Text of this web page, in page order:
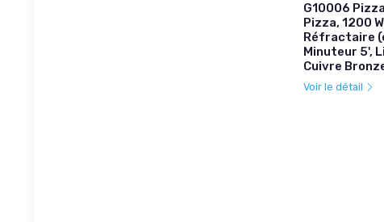
G10006
Pizza, 1200
Réfractaire
Minuteur 5',
Cuivre
Voir le détail